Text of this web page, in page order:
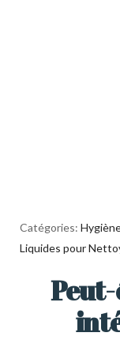
Catégories:
Liquides pour